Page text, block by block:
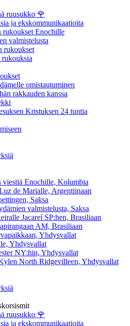
ruusukko 🌹
ja ekskommunikaatioita
rukoukset Enochille
valmistelusta
rukoukset
rukouksia
omistautuminen
rakkauden kanssa
Kristuksen 24 tuntia
viestiä Enochille, Kolumbia
de Marialle, Argentiinaan
Saksa
valmistelusta, Saksa
Jacareí SP:hen, Brasiliaan
AM, Brasiliaan
Yhdysvallat
Yhdysvallat
NY:hin, Yhdysvallat
North Ridgevilleen, Yhdysvallat
ruusukko 🌹
ja ekskommunikaatioita